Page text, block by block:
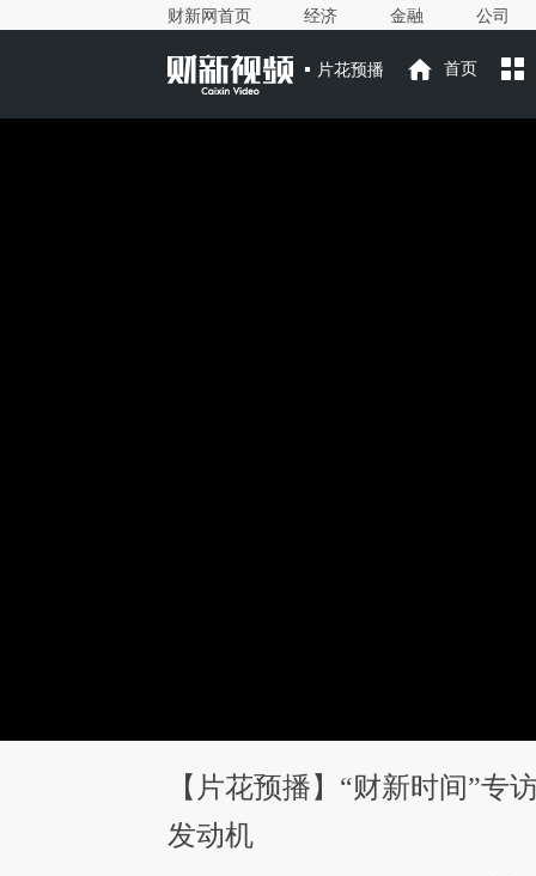
财新网首页 经济 金融 公司
片花预播 首页
【片花预播】“财新时间”专
发动机